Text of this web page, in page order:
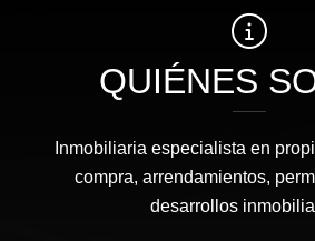
QUIÉNES
Inmobiliaria especialista en
compra, arrendamientos,
desarrollos